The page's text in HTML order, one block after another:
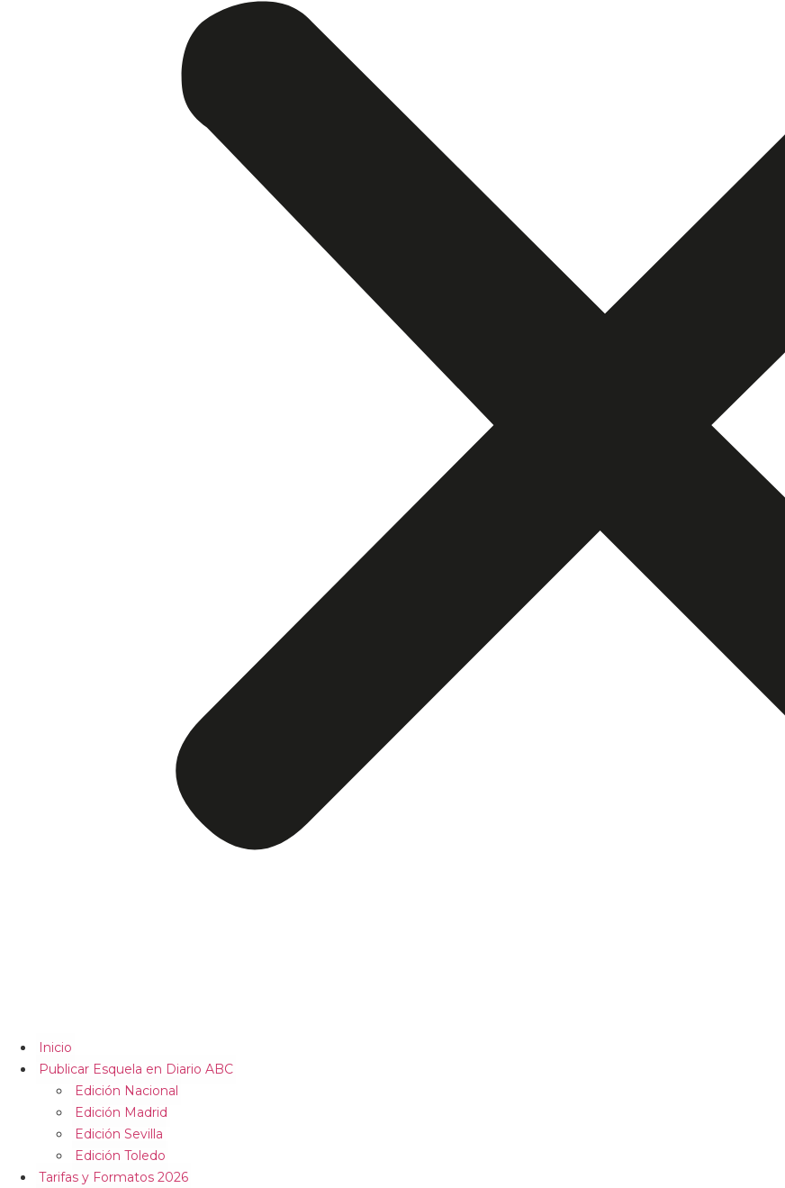
Inicio
Publicar Esquela en Diario ABC
Edición Nacional
Edición Madrid
Edición Sevilla
Edición Toledo
Tarifas y Formatos 2026